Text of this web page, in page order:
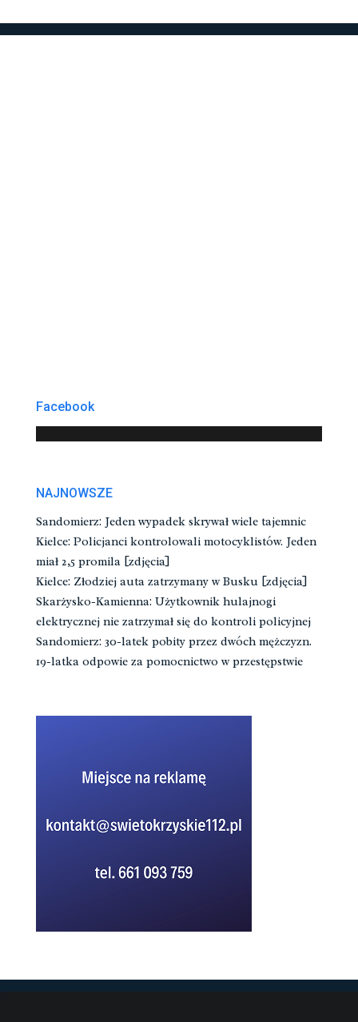
Facebook
NAJNOWSZE
Sandomierz: Jeden wypadek skrywał wiele tajemnic
Kielce: Policjanci kontrolowali motocyklistów. Jeden
miał 2,5 promila [zdjęcia]
Kielce: Złodziej auta zatrzymany w Busku [zdjęcia]
Skarżysko-Kamienna: Użytkownik hulajnogi
elektrycznej nie zatrzymał się do kontroli policyjnej
Sandomierz: 30-latek pobity przez dwóch mężczyzn.
19-latka odpowie za pomocnictwo w przestępstwie